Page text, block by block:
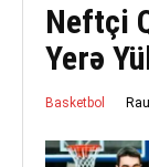
Neftçi
Yerə
Basketbol